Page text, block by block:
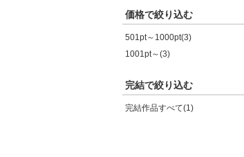
価格で絞り込む
501pt～1000pt(3)
1001pt～(3)
完結で絞り込む
完結作品すべて(1)